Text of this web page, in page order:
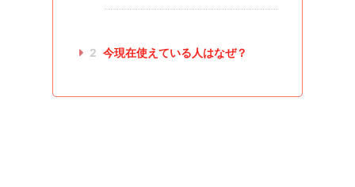
2 今現在使えている人はなぜ？